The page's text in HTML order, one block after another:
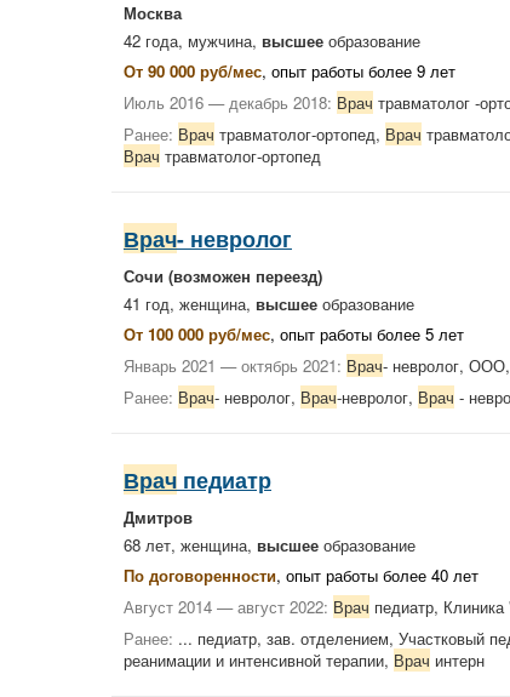
Москва
42 года, мужчина, высшее образование
От 90 000 руб/мес, опыт работы более 9 лет
Июль 2016 — декабрь 2018: Врач травматолог -
Ранее: Врач травматолог-ортопед, Врач
Врач травматолог-ортопед
Врач- невролог
Сочи (возможен переезд)
41 год, женщина, высшее образование
От 100 000 руб/мес, опыт работы более 5 лет
Январь 2021 — октябрь 2021: Врач- невролог,
Ранее: Врач- невролог, Врач-невролог, Врач -
Врач педиатр
Дмитров
68 лет, женщина, высшее образование
По договоренности, опыт работы более 40 лет
Август 2014 — август 2022: Врач педиатр,
Ранее: ... педиатр, зав. отделением, Участковый
реанимации и интенсивной терапии, Врач интерн